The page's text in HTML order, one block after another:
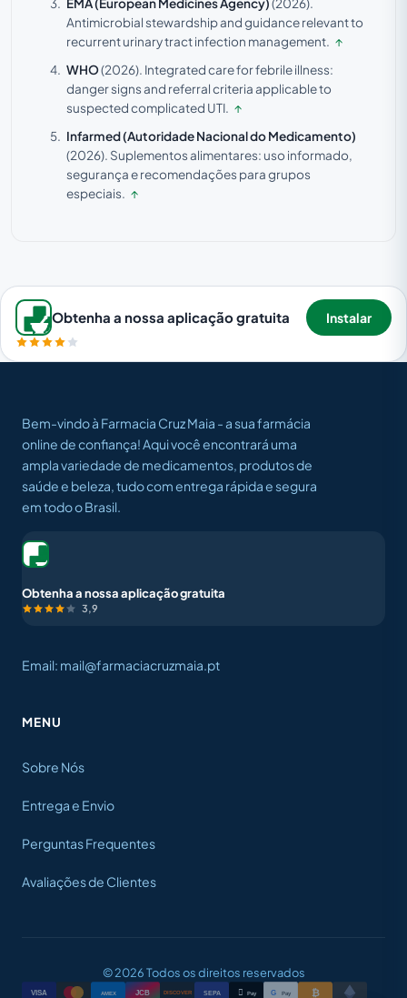
Antimicrobial stewardship and guidance relevant to
recurrent urinary tract infection management. ↑
WHO(2026). Integrated care for febrile illness:
danger signs and referral criteria applicable to
suspected complicated UTI. ↑
Infarmed (Autoridade Nacional do Medicamento)
(2026). Suplementos alimentares: uso informado,
segurança e recomendações para grupos
especiais. ↑
Obtenha a nossa aplicação gratuita Instalar
Bem-vindo à Farmacia Cruz Maia - a sua farmácia
online de confiança! Aqui você encontrará uma
ampla variedade de medicamentos, produtos de
saúde e beleza, tudo com entrega rápida e segura
em todo o Brasil.
Obtenha a nossa aplicação gratuita
3,9
Email: mail@farmaciacruzmaia.pt
MENU
Sobre Nós
Entrega e Envio
Perguntas Frequentes
Avaliações de Clientes
© 2026 Todos os direitos reservados
VISA AMEX JCB DISCOVER SEPA  Pay G Pay ₿